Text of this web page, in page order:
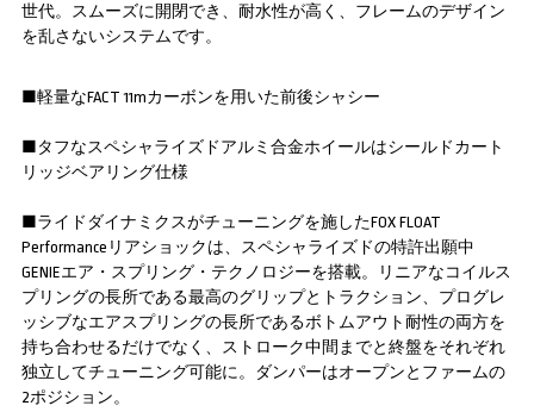
世代。スムーズに開閉でき、耐水性が高く、フレームのデザイン
を乱さないシステムです。
■軽量なFACT 11mカーボンを用いた前後シャシー
■タフなスペシャライズドアルミ合金ホイールはシールドカート
リッジベアリング仕様
■ライドダイナミクスがチューニングを施したFOX FLOAT
Performanceリアショックは、スペシャライズドの特許出願中
GENIEエア・スプリング・テクノロジーを搭載。リニアなコイルス
プリングの長所である最高のグリップとトラクション、プログレ
ッシブなエアスプリングの長所であるボトムアウト耐性の両方を
持ち合わせるだけでなく、ストローク中間までと終盤をそれぞれ
独立してチューニング可能に。ダンパーはオープンとファームの
2ポジション。